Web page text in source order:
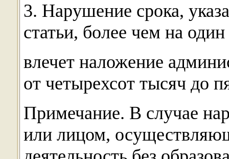
3. Нарушение срока,
статьи, более чем на
влечет наложение
от четырехсот тысяч до
Примечание. В случае
или лицом,